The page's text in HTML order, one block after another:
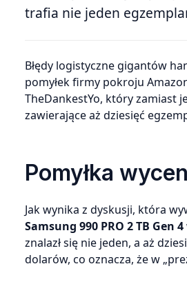
trafia nie jeden
Błędy logistyczne gigantów handlu elektronicznego czasem bywają niezwykle kosztowne, aczkolwiek konsekwencje
pomyłek firmy pokroju
TheDankestYo, który zamiast
zawierające aż dziesięć
Pomyłka
Jak wynika z dyskusji, która
Samsung 990 PRO 2 TB Gen
znalazł się nie jeden, a aż
dolarów, co oznacza, że w